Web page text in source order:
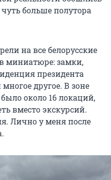
больше полутора
на все белорусские
миниатюре: замки,
президента
другое. В зоне
около 16 локаций,
вместо экскурсий.
Лично у меня после